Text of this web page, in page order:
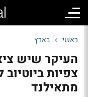
ראשי בארץ
צפיות
מתאילנד